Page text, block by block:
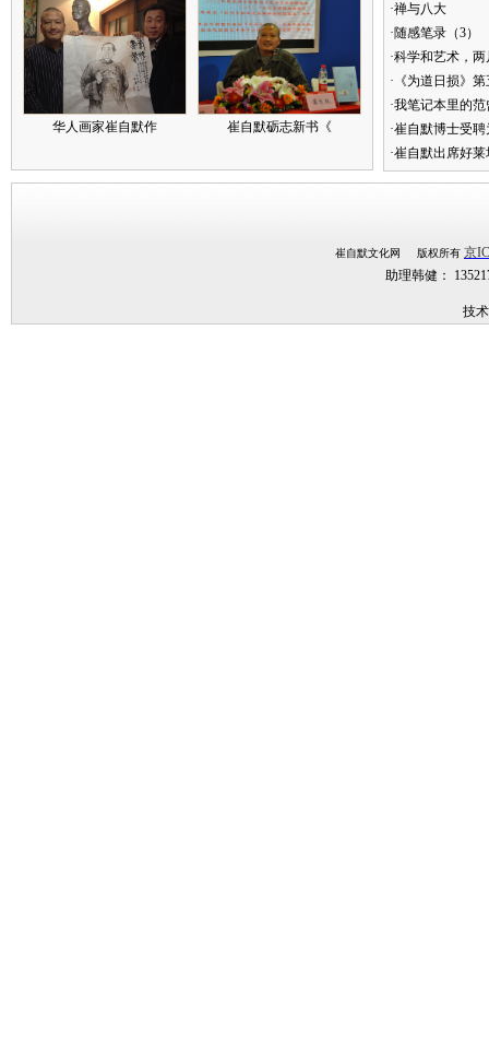
华人画家崔自默作 崔自默砺志新书《
·禅与八大
·随感笔录（3）
·科学和艺术，
·《为道日损》
·我笔记本里的
·崔自默博士受
·崔自默出席好
崔自默文化网 版权所有 京
助理韩健：
技